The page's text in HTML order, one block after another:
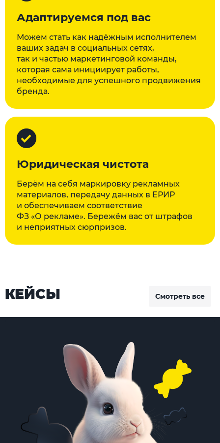
Адаптируемся под вас
Можем стать как надёжным исполнителем
ваших задач в социальных сетях,
так и частью маркетинговой команды,
которая сама инициирует работы,
необходимые для успешного продвижения
бренда.
Юридическая чистота
Берём на себя маркировку рекламных
материалов, передачу данных в ЕРИР
и обеспечиваем соответствие
ФЗ «О рекламе». Бережём вас от штрафов
и неприятных сюрпризов.
КЕЙСЫ Смотреть все